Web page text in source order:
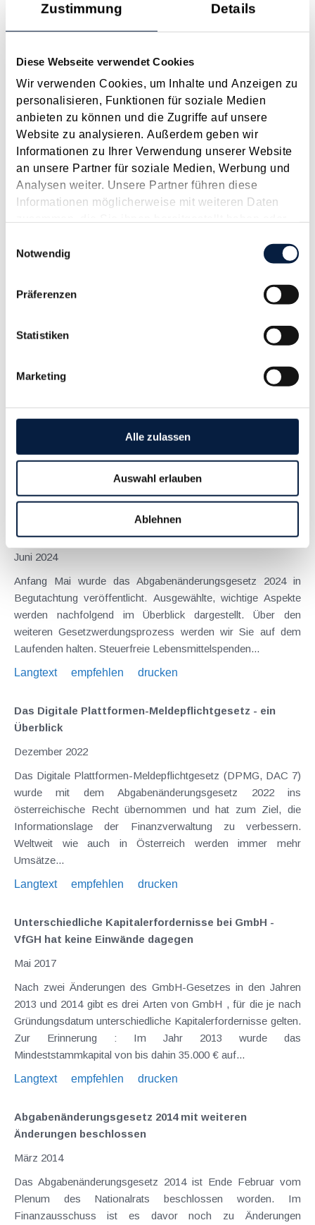
Zustimmung Details
Diese Webseite verwendet Cookies
Wir verwenden Cookies, um Inhalte und Anzeigen zu
personalisieren, Funktionen für soziale Medien
anbieten zu können und die Zugriffe auf unsere
Website zu analysieren. Außerdem geben wir
Informationen zu Ihrer Verwendung unserer Website
an unsere Partner für soziale Medien, Werbung und
Analysen weiter. Unsere Partner führen diese
Informationen möglicherweise mit weiteren Daten
gesammelt haben.
Notwendig
Präferenzen
Statistiken
Marketing
Alle zulassen
Auswahl erlauben
Ablehnen
nachfolgend im Überblick dargestellt. Die finale
Gesetzwerdung bleibt abzuwarten. Abgeltung der kalten
Änderungen bei der Gruppenbesteuerung durch das
Februar 2025
Das Abgabenänderungsgesetz 2024 hat ja bekanntermaßen
zu weitreichenden Änderungen geführt, etwa im Rahmen der
umsatzsteuerlichen Kleinunternehmerregelung. Bei der
Gruppenbesteuerung ist es ebenso zu drei markanten
Neuerungen gekommen, die nachfolgend näher dargestellt...
Durch das Abgabenänderungsgesetz 2024 wurde auch die
umsatzsteuerliche Kleinunternehmerregelung neu geregelt.
durch (Klein)Unternehmer in einem anderen Mitgliedstaat nicht
von der Kleinunternehmerbefreiung umfasst waren, woraus
ein...
empfehlen drucken
Abgabenänderungsgesetz 2024 - bedeutsame
Änderungen in Sicht
Juni 2024
Anfang Mai wurde das Abgabenänderungsgesetz 2024 in
Begutachtung veröffentlicht. Ausgewählte, wichtige Aspekte
werden nachfolgend im Überblick dargestellt. Über den
weiteren Gesetzwerdungsprozess werden wir Sie auf dem
Laufenden halten. Steuerfreie Lebensmittelspenden...
Langtext
empfehlen drucken
Das Digitale Plattformen-Meldepflichtgesetz - ein
Überblick
Dezember 2022
Das Digitale Plattformen-Meldepflichtgesetz (DPMG, DAC 7)
wurde mit dem Abgabenänderungsgesetz 2022 ins
österreichische Recht übernommen und hat zum Ziel, die
Informationslage der Finanzverwaltung zu verbessern.
Weltweit wie auch in Österreich werden immer mehr
Umsätze...
Langtext
empfehlen drucken
Unterschiedliche Kapitalerfordernisse bei GmbH -
VfGH hat keine Einwände dagegen
Mai 2017
Nach zwei Änderungen des GmbH-Gesetzes in den Jahren
2013 und 2014 gibt es drei Arten von GmbH , für die je nach
Gründungsdatum unterschiedliche Kapitalerfordernisse gelten.
Zur Erinnerung : Im Jahr 2013 wurde das
Mindeststammkapital von bis dahin 35.000 € auf...
Langtext
empfehlen drucken
Abgabenänderungsgesetz 2014 mit weiteren
Änderungen beschlossen
März 2014
Das Abgabenänderungsgesetz 2014 ist Ende Februar vom
Plenum des Nationalrats beschlossen worden. Im
Finanzausschuss ist es davor noch zu Änderungen